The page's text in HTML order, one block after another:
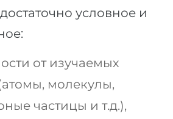
условное и
от изучаемых
молекулы,
частицы и т.д.),